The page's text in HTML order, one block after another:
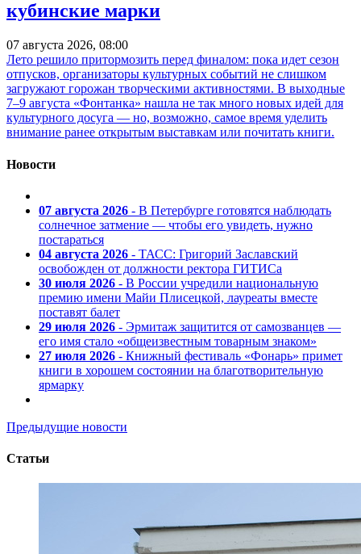
кубинские марки
07 августа 2026, 08:00
Лето решило притормозить перед финалом: пока идет сезон
отпусков, организаторы культурных событий не слишком
загружают горожан творческими активностями. В выходные
7–9 августа «Фонтанка» нашла не так много новых идей для
культурного досуга — но, возможно, самое время уделить
внимание ранее открытым выставкам или почитать книги.
Новости
07 августа 2026 - В Петербурге готовятся наблюдать
солнечное затмение — чтобы его увидеть, нужно
постараться
04 августа 2026 - ТАСС: Григорий Заславский
освобожден от должности ректора ГИТИСа
30 июля 2026 - В России учредили национальную
премию имени Майи Плисецкой, лауреаты вместе
поставят балет
29 июля 2026 - Эрмитаж защитится от самозванцев —
его имя стало «общеизвестным товарным знаком»
27 июля 2026 - Книжный фестиваль «Фонарь» примет
книги в хорошем состоянии на благотворительную
ярмарку
Предыдущие новости
Статьи